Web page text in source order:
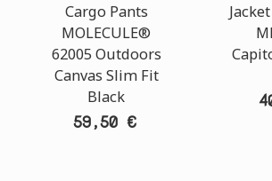
Cargo Pants
MOLECULE®
62005 Outdoors
Canvas Slim Fit
Black
59,50 €